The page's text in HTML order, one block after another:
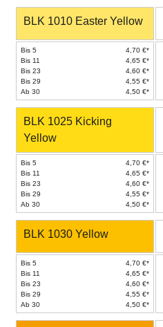
BLK 1010 Easter Yellow
Bis 5
4,70 €*
Bis 11
4,65 €*
Bis 23
4,60 €*
Bis 29
4,55 €*
Ab 30
4,50 €*
BLK 1025 Kicking
Yellow
Bis 5
4,70 €*
Bis 11
4,65 €*
Bis 23
4,60 €*
Bis 29
4,55 €*
Ab 30
4,50 €*
BLK 1030 Yellow
Bis 5
4,70 €*
Bis 11
4,65 €*
Bis 23
4,60 €*
Bis 29
4,55 €*
Ab 30
4,50 €*